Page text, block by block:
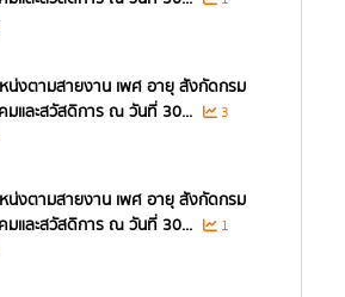
น่งตามสายงาน เพศ อายุ สังกัดกรม
และสวัสดิการ ณ วันที่ 30...
3
น่งตามสายงาน เพศ อายุ สังกัดกรม
และสวัสดิการ ณ วันที่ 30...
1